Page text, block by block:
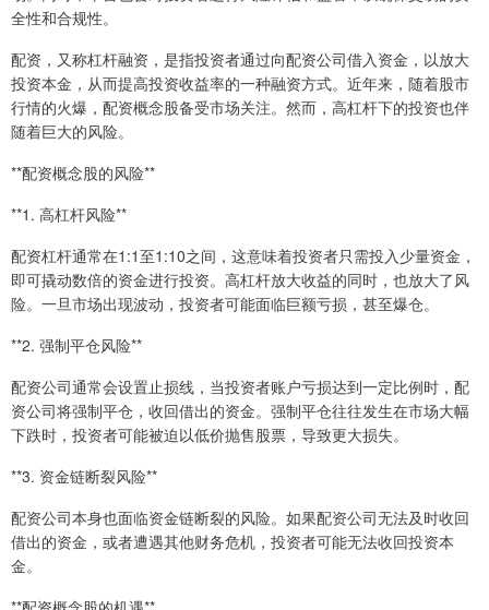
全性和合规性。
配资，又称杠杆融资，是指投资者通过向配资公司借入资金，以放大
投资本金，从而提高投资收益率的一种融资方式。近年来，随着股市
行情的火爆，配资概念股备受市场关注。然而，高杠杆下的投资也伴
随着巨大的风险。
**配资概念股的风险**
**1. 高杠杆风险**
配资杠杆通常在1:1至1:10之间，这意味着投资者只需投入少量资金，
即可撬动数倍的资金进行投资。高杠杆放大收益的同时，也放大了风
险。一旦市场出现波动，投资者可能面临巨额亏损，甚至爆仓。
**2. 强制平仓风险**
配资公司通常会设置止损线，当投资者账户亏损达到一定比例时，配
资公司将强制平仓，收回借出的资金。强制平仓往往发生在市场大幅
下跌时，投资者可能被迫以低价抛售股票，导致更大损失。
**3. 资金链断裂风险**
配资公司本身也面临资金链断裂的风险。如果配资公司无法及时收回
借出的资金，或者遭遇其他财务危机，投资者可能无法收回投资本
金。